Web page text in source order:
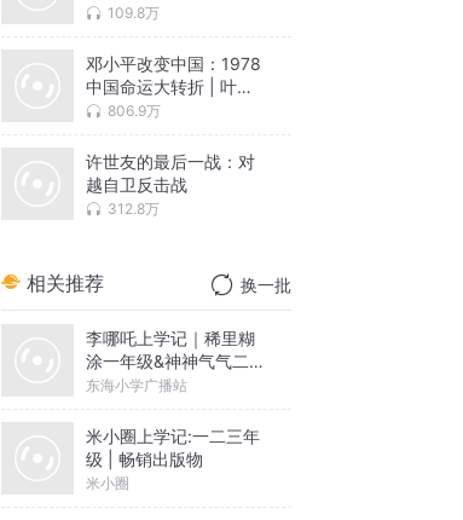
109.8万
邓小平改变中国：1978
中国命运大转折 | 叶永
烈 806.9万
许世友的最后一战：对
越自卫反击战
312.8万
相关推荐 换一批
李哪吒上学记｜稀里糊
涂一年级&神神气气二年
级
东海小学广播站
米小圈上学记:一二三年
级 | 畅销出版物
米小圈